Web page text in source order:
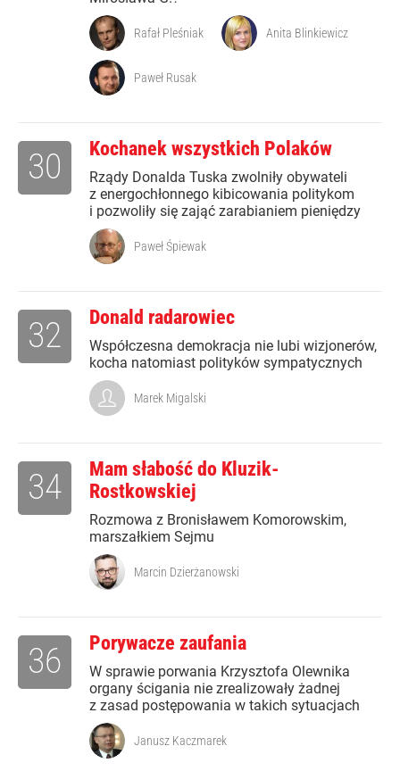
Rafał Pleśniak Anita Blinkiewicz
Paweł Rusak
Kochanek wszystkich Polaków
Rządy Donalda Tuska zwolniły obywateli
z energochłonnego kibicowania politykom
i pozwoliły się zająć zarabianiem pieniędzy
30
Paweł Śpiewak
Donald radarowiec
Współczesna demokracja nie lubi wizjonerów,
kocha natomiast polityków sympatycznych
32
Marek Migalski
Mam słabość do Kluzik-
Rostkowskiej
Rozmowa z Bronisławem Komorowskim,
marszałkiem Sejmu
34
Marcin Dzierżanowski
Porywacze zaufania
W sprawie porwania Krzysztofa Olewnika
organy ścigania nie zrealizowały żadnej
z zasad postępowania w takich sytuacjach
36
Janusz Kaczmarek